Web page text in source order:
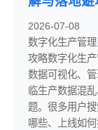
2026-07-08
数字化生产管
攻略数字化生
数据可视化、
临生产数据混
题。很多用户
哪些、上线如